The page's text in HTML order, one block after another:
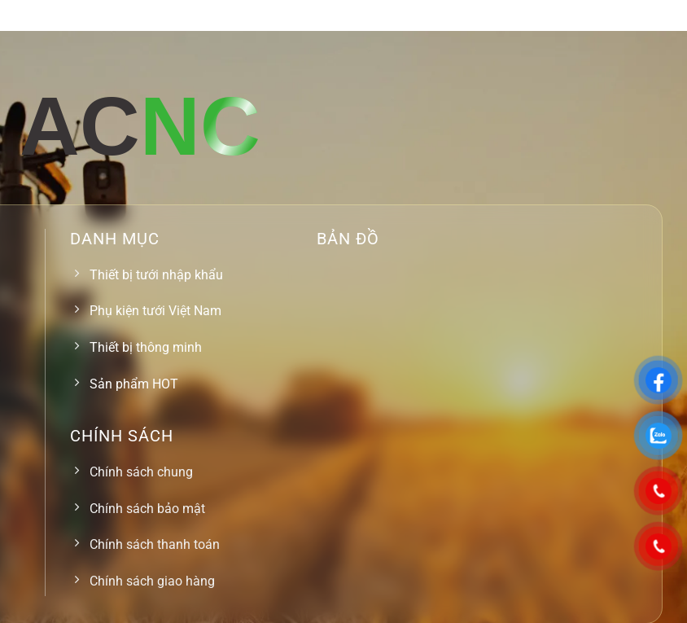
ACNC
DANH MỤC
Thiết bị tưới nhập khẩu
Phụ kiện tưới Việt Nam
Thiết bị thông minh
Sản phẩm HOT
CHÍNH SÁCH
Chính sách chung
Chính sách bảo mật
Chính sách thanh toán
Chính sách giao hàng
BẢN ĐỒ